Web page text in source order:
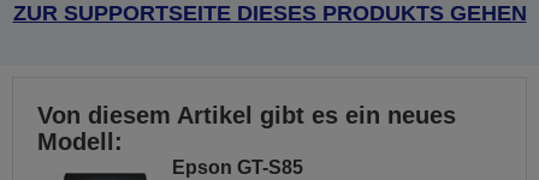
ZUR SUPPORTSEITE DIESES PRODUKTS GEHEN
Von diesem Artikel gibt es ein neues
Modell:
Epson GT-S85